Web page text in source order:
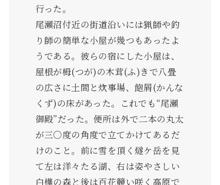
行った。
尾瀬沼付近の街道沿いには猟師や釣
り師の簡単な小屋が幾つもあったよ
うである。彼らの宿にした小屋は、
屋根が栂(つが)の木茸(ふ)きで八畳
の広さに土間と炊事場、飽屑(かんな
くず)の床があった。これでも“尾瀬
御殿”だった。便所は外で二本の丸太
が三〇度の角度で立てかけてあるだ
けのこと。前に雪を頂く燧ケ岳を見
て左は洋々たる湖、右は姿やさしい
白樺の森と後は百花競い咲く高原で